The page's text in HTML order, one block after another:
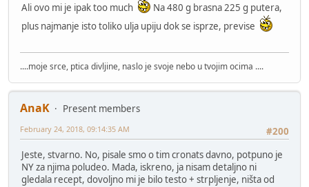
Ali ovo mi je ipak too much
Na 480 g brasna 225 g putera,
plus najmanje isto toliko ulja upiju dok se isprze, previse
....moje srce, ptica divljine, naslo je svoje nebo u tvojim ocima ....
AnaK
Present members
#200
February 24, 2018, 09:14:35 AM
Jeste, stvarno. No, pisale smo o tim cronats davno, potpuno je
NY za njima poludeo. Mada, iskreno, ja nisam detaljno ni
gledala recept, dovoljno mi je bilo testo + strpljenje, ništa od